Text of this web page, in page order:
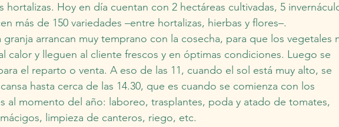
hortalizas. Hoy en día cuentan con 2 hectáreas cultivadas, 5
más de 150 variedades –entre hortalizas, hierbas y flores–.
granja arrancan muy temprano con la cosecha, para que los vegetales
calor y lleguen al cliente frescos y en óptimas condiciones. Luego se
el reparto o venta. A eso de las 11, cuando el sol está muy alto, se
hasta cerca de las 14.30, que es cuando se comienza con los
al momento del año: laboreo, trasplantes, poda y atado de tomates,
limpieza de canteros, riego, etc.